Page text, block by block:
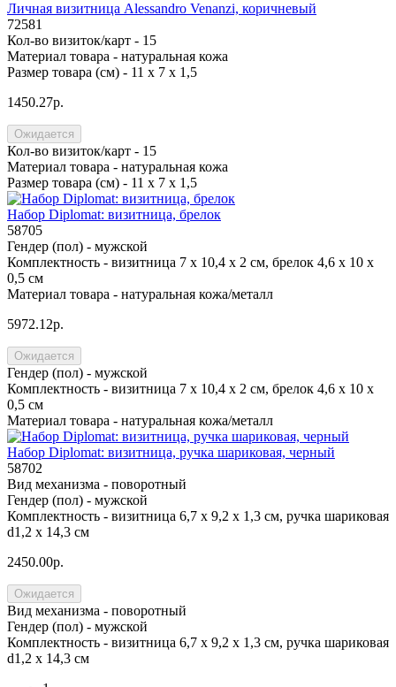
Личная визитница Alessandro Venanzi, коричневый
72581
Кол-во визиток/карт - 15
Материал товара - натуральная кожа
Размер товара (см) - 11 х 7 х 1,5
1450.27р.
Ожидается
Кол-во визиток/карт - 15
Материал товара - натуральная кожа
Размер товара (см) - 11 х 7 х 1,5
Набор Diplomat: визитница, брелок
58705
Гендер (пол) - мужской
Комплектность - визитница 7 х 10,4 х 2 см, брелок 4,6 х 10 х
0,5 см
Материал товара - натуральная кожа/металл
5972.12р.
Ожидается
Гендер (пол) - мужской
Комплектность - визитница 7 х 10,4 х 2 см, брелок 4,6 х 10 х
0,5 см
Материал товара - натуральная кожа/металл
Набор Diplomat: визитница, ручка шариковая, черный
58702
Вид механизма - поворотный
Гендер (пол) - мужской
Комплектность - визитница 6,7 х 9,2 х 1,3 см, ручка шариковая
d1,2 х 14,3 см
2450.00р.
Ожидается
Вид механизма - поворотный
Гендер (пол) - мужской
Комплектность - визитница 6,7 х 9,2 х 1,3 см, ручка шариковая
d1,2 х 14,3 см